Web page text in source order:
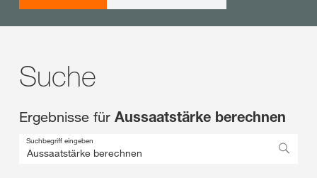
Suche
Ergebnisse für Aussaatstärke berechnen
Suchbegriff eingeben